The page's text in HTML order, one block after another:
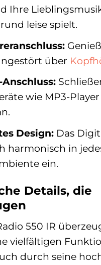
Ihre
leise spielt.
über
wie MP3-
Design:Das
harmonisch in
ein.
Details, die
550 IR
vielfältigen
durch seine